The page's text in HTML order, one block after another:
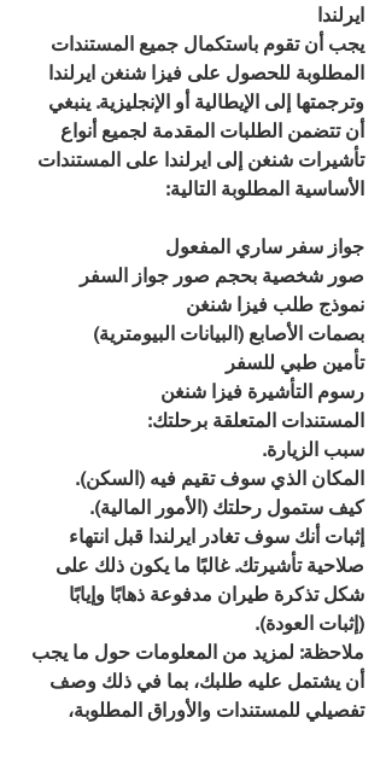
ايرلندا
يجب أن تقوم باستكمال جميع المستندات
المطلوبة للحصول على فيزا شنغن ايرلندا
وترجمتها إلى الإيطالية أو الإنجليزية. ينبغي
أن تتضمن الطلبات المقدمة لجميع أنواع
تأشيرات شنغن إلى ايرلندا على المستندات
الأساسية المطلوبة التالية:
جواز سفر ساري المفعول
صور شخصية بحجم صور جواز السفر
نموذج طلب فيزا شنغن
بصمات الأصابع (البيانات البيومترية)
تأمين طبي للسفر
رسوم التأشيرة فيزا شنغن
المستندات المتعلقة برحلتك:
سبب الزيارة.
المكان الذي سوف تقيم فيه (السكن).
كيف ستمول رحلتك (الأمور المالية).
إثبات أنك سوف تغادر ايرلندا قبل انتهاء
صلاحية تأشيرتك. غالبًا ما يكون ذلك على
شكل تذكرة طيران مدفوعة ذهابًا وإيابًا
(إثبات العودة).
ملاحظة: لمزيد من المعلومات حول ما يجب
أن يشتمل عليه طلبك، بما في ذلك وصف
تفصيلي للمستندات والأوراق المطلوبة،